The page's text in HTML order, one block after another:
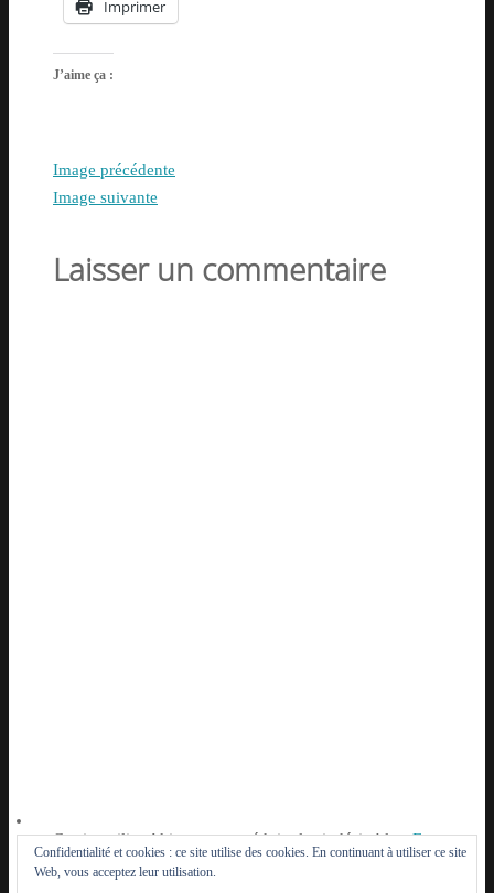
Imprimer
J’aime ça :
Image précédente
Image suivante
Laisser un commentaire
Ce site utilise Akismet pour réduire les indésirables.En
savoir plus sur la façon dont les données de vos
Confidentialité et cookies : ce site utilise des cookies. En continuant à utiliser ce site
Web, vous acceptez leur utilisation.